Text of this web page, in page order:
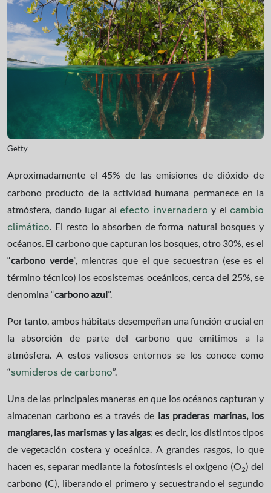
Getty
Aproximadamente el 45% de las emisiones de dióxido de
carbono producto de la actividad humana permanece en la
atmósfera, dando lugar al efecto invernadero y el cambio
climático
. El resto lo absorben de forma natural bosques y
océanos. El carbono que capturan los bosques, otro 30%, es el
“carbono verde”, mientras que el que secuestran (ese es el
término técnico) los ecosistemas oceánicos, cerca del 25%, se
denomina “carbono azul”.
Por tanto, ambos hábitats desempeñan una función crucial en
la absorción de parte del carbono que emitimos a la
atmósfera. A estos valiosos entornos se los conoce como
“sumideros de carbono”.
Una de las principales maneras en que los océanos capturan y
almacenan carbono es a través de las praderas marinas, los
manglares, las marismas y las algas; es decir, los distintos tipos
de vegetación costera y oceánica. A grandes rasgos, lo que
hacen es, separar mediante la fotosíntesis el oxígeno (O2) del
carbono (C), liberando el primero y secuestrando el segundo